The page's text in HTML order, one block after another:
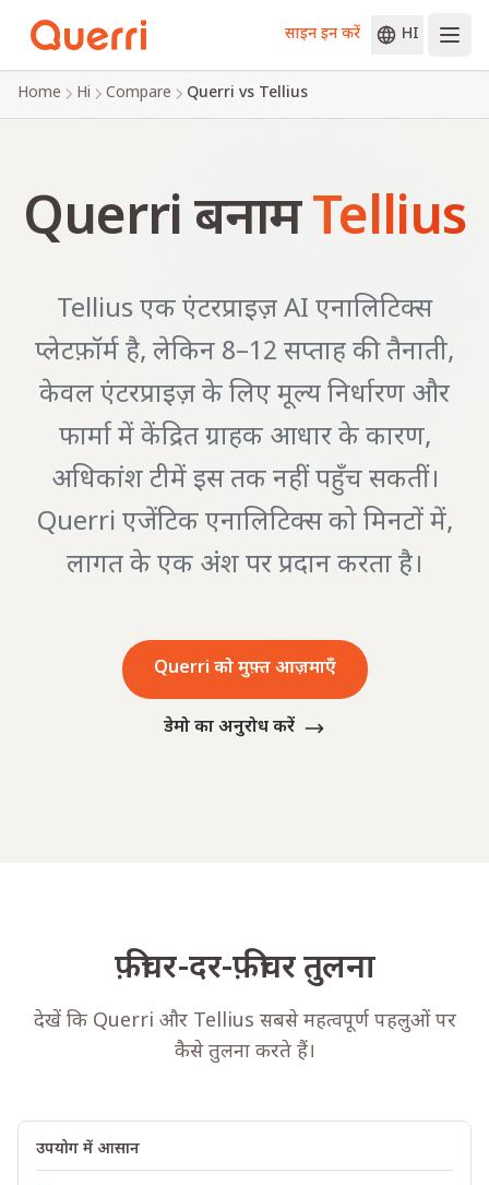
Skip to content
साइन इन करें HI
Home Hi Compare Querri vs Tellius
Querri बनामTellius
Tellius एक एंटरप्राइज़ AI एनालिटिक्स
प्लेटफ़ॉर्म है, लेकिन 8–12 सप्ताह की तैनाती,
केवल एंटरप्राइज़ के लिए मूल्य निर्धारण और
फार्मा में केंद्रित ग्राहक आधार के कारण,
अधिकांश टीमें इस तक नहीं पहुँच सकतीं।
Querri एजेंटिक एनालिटिक्स को मिनटों में,
लागत के एक अंश पर प्रदान करता है।
Querri को मुफ़्त आज़माएँ
डेमो का अनुरोध करें
फ़ीचर-दर-फ़ीचर तुलना
देखें कि Querri और Tellius सबसे महत्वपूर्ण पहलुओं पर
कैसे तुलना करते हैं।
उपयोग में आसान